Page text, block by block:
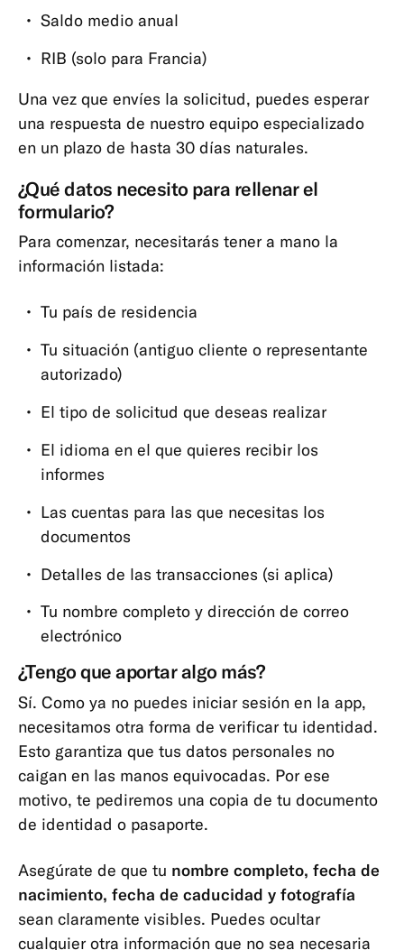
retiradas
App
herramientas
Saldo medio anual
RIB (solo para Francia)
Una vez que envíes la solicitud, puedes esperar
una respuesta de nuestro equipo especializado
en un plazo de hasta 30 días naturales.
¿Qué datos necesito para rellenar el
formulario?
Para comenzar, necesitarás tener a mano la
información listada:
Tu país de residencia
Tu situación (antiguo cliente o representante
autorizado)
El tipo de solicitud que deseas realizar
El idioma en el que quieres recibir los
informes
Las cuentas para las que necesitas los
documentos
Detalles de las transacciones (si aplica)
Tu nombre completo y dirección de correo
electrónico
¿Tengo que aportar algo más?
Sí. Como ya no puedes iniciar sesión en la app,
necesitamos otra forma de verificar tu identidad.
Esto garantiza que tus datos personales no
caigan en las manos equivocadas. Por ese
motivo, te pediremos una copia de tu documento
de identidad o pasaporte.
Asegúrate de que tu nombre completo, fecha de
nacimiento, fecha de caducidad y fotografía
sean claramente visibles. Puedes ocultar
cualquier otra información que no sea necesaria